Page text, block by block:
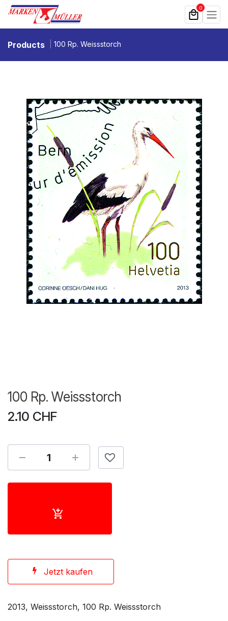
Zum Inhalt springen 0
Products 100 Rp. Weissstorch
100 Rp. Weissstorch
2.10 CHF
Jetzt kaufen
2013, Weissstorch, 100 Rp. Weissstorch